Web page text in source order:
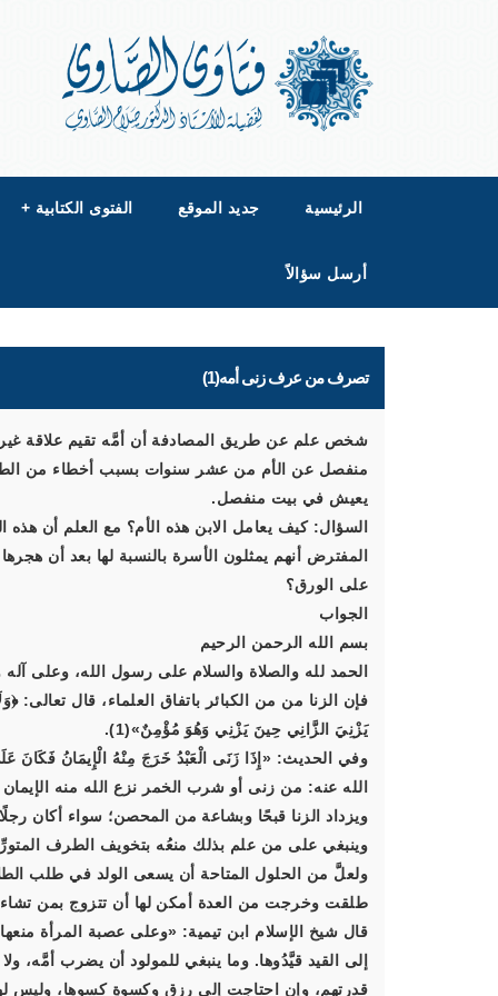
الرئيسية جديد الموقع الفتوى الكتابية +
أرسل سؤالاً
تصرف من عرف زنى أمه(1)
شخص علم عن طريق المصادفة أن أمَّه تقيم علاقة
منفصل عن الأم من عشر سنوات بسبب أخطاء من
يعيش في بيت منفصل.
السؤال: كيف يعامل الابن هذه الأم؟ مع العلم أن
المفترض أنهم يمثلون الأسرة بالنسبة لها بعد أن
على الورق؟
الجواب
بسم الله الرحمن الرحيم
الحمد لله والصلاة والسلام على رسول الله، وعلى
يَزْنِيَ الزَّانِي حِينَ يَزْنِي وَهُوَ مُؤْمِنٌ»(1).
الله عنه: من زنى أو شرب الخمر نزع الله منه
ويزداد الزنا قبحًا وبشاعة من المحصن؛ سواء أكان
وينبغي على من علم بذلك منعُه بتخويف الطرف
ولعلَّ من الحلول المتاحة أن يسعى الولد في طلب
طلقت وخرجت من العدة أمكن لها أن تتزوج بمن
قال شيخ الإسلام ابن تيمية: «وعلى عصبة المرأة
إلى القيد قيَّدُوها. وما ينبغي للمولود أن يضرب